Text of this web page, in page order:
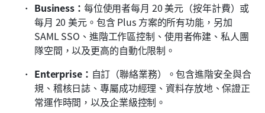
Business： 每位使用者每月 20 美元（按年計費）或
每月 20 美元。包含 Plus 方案的所有功能，另加
SAML SSO、進階工作區控制、使用者佈建、私人團
隊空間，以及更高的自動化限制。
Enterprise： 自訂（聯絡業務）。包含進階安全與合
規、稽核日誌、專屬成功經理、資料存放地、保證正
常運作時間，以及企業級控制。